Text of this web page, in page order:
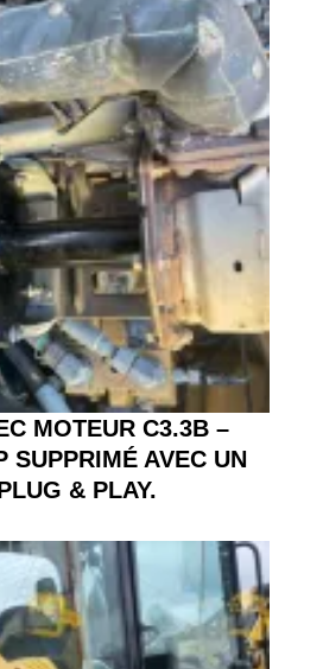
MOTEUR C3.3B –
SUPPRIMÉ AVEC UN
& PLAY.